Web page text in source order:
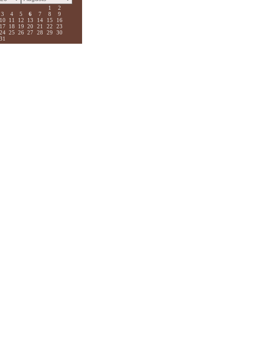
1
2
3
4 5 6 7 8
9
10
11 12 13 14 15
16
17
18 19 20 21 22
23
24 25 26 27 28 29
30
31